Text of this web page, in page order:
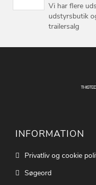
Vi har flere
udstyrsbutik
trailersalg
INFORMATION
Privatliv og cookie
Søgeord